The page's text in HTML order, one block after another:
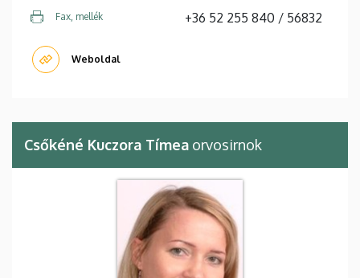
Fax, mellék +36 52 255 840 / 56832
Weboldal
Csőkéné Kuczora Tímea orvosirnok